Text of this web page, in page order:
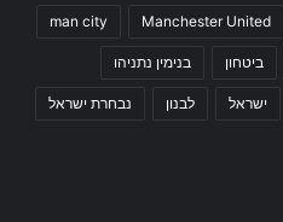
Manchester United
man city
ביטחון בנימין נתניהו
ישראל לבנון נבחרת ישראל